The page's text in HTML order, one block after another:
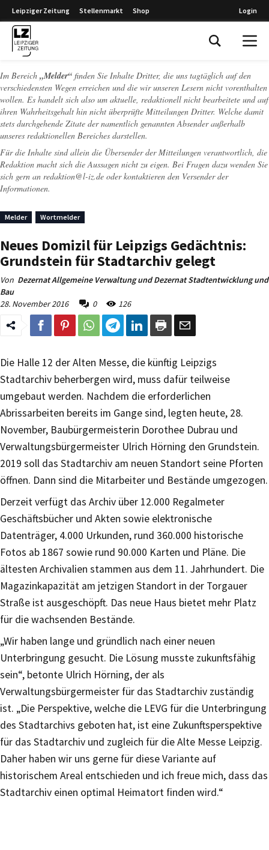
Leipziger Zeitung Stellenmarkt Shop Login
Im Bereich „Melder“ finden Sie Inhalte Dritter, die uns tagtäglich auf den
verschiedensten Wegen erreichen und die wir unseren Lesern nicht vorenthalten
wollen. Es handelt sich also um aktuelle, redaktionell nicht bearbeitete und auf
ihren Wahrheitsgehalt hin nicht überprüfte Mitteilungen Dritter. Welche damit
stets durchgehende Zitate der namentlich genannten Absender außerhalb
unseres redaktionellen Bereiches darstellen.
Für die Inhalte sind allein die Übersender der Mitteilungen verantwortlich, die
Redaktion macht sich die Aussagen nicht zu eigen. Bei Fragen dazu wenden Sie
sich gern an redaktion@l-iz.de oder kontaktieren den Versender der
Informationen.
Melder Wortmelder
Neues Domizil für Leipzigs Gedächtnis:
Grundstein für Stadtarchiv gelegt
Von Dezernat Allgemeine Verwaltung und Dezernat Stadtentwicklung und
Bau
28. November 2016
0 126
Die Halle 12 der Alten Messe, die künftig Leipzigs
Stadtarchiv beherbergen wird, muss dafür teilweise
umgebaut werden. Nachdem die erforderlichen
Abrissarbeiten bereits im Gange sind, legten heute, 28.
November, Baubürgermeisterin Dorothee Dubrau und
Verwaltungsbürgermeister Ulrich Hörning den Grundstein.
2019 soll das Stadtarchiv am neuen Standort seine Pforten
öffnen. Dann sind die Mitarbeiter und Bestände umgezogen.
Derzeit verfügt das Archiv über 12.000 Regalmeter
Geschäftsbücher und Akten sowie elektronische
Datenträger, 4.000 Urkunden, rund 360.000 historische
Fotos ab 1867 sowie rund 90.000 Karten und Pläne. Die
ältesten Archivalien stammen aus dem 11. Jahrhundert. Die
Magazinkapazität am jetzigen Standort in der Torgauer
Straße ist ausgeschöpft. Das neue Haus bietet mehr Platz
für die wachsenden Bestände.
„Wir haben lange und gründlich nach einer neuen
Unterbringung gesucht. Die Lösung musste zukunftsfähig
sein“, betonte Ulrich Hörning, der als
Verwaltungsbürgermeister für das Stadtarchiv zuständig
ist. „Die Perspektive, welche die LEVG für die Unterbringung
des Stadtarchivs geboten hat, ist eine Zukunftsperspektive
für das Stadtarchiv und zugleich für die Alte Messe Leipzig.
Daher haben wir uns gerne für diese Variante auf
historischem Areal entschieden und ich freue mich, dass das
Stadtarchiv einen optimal Heimatort finden wird.“